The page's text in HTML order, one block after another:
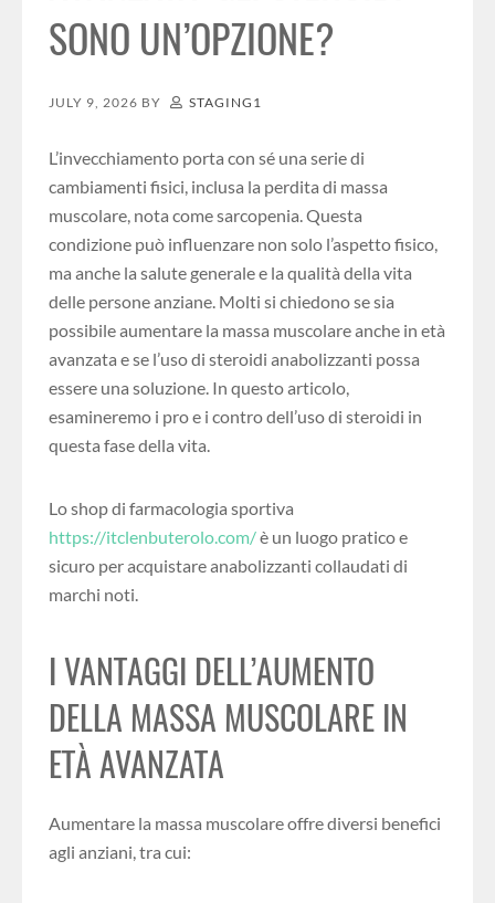
SONO UN’OPZIONE?
JULY 9, 2026 BY STAGING1
L’invecchiamento porta con sé una serie di
cambiamenti fisici, inclusa la perdita di massa
muscolare, nota come sarcopenia. Questa
condizione può influenzare non solo l’aspetto fisico,
ma anche la salute generale e la qualità della vita
delle persone anziane. Molti si chiedono se sia
possibile aumentare la massa muscolare anche in età
avanzata e se l’uso di steroidi anabolizzanti possa
essere una soluzione. In questo articolo,
esamineremo i pro e i contro dell’uso di steroidi in
questa fase della vita.
Lo shop di farmacologia sportiva
https://itclenbuterolo.com/è un luogo pratico e
sicuro per acquistare anabolizzanti collaudati di
marchi noti.
I VANTAGGI DELL’AUMENTO
DELLA MASSA MUSCOLARE IN
ETÀ AVANZATA
Aumentare la massa muscolare offre diversi benefici
agli anziani, tra cui: